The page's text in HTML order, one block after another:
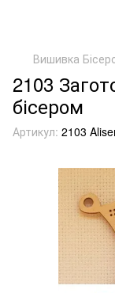
Вишивка
2103
бісером
Артикул: 2103